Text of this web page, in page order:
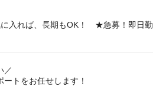
入れば、長期もOK！ ★急募！即日勤
／
トをお任せします！